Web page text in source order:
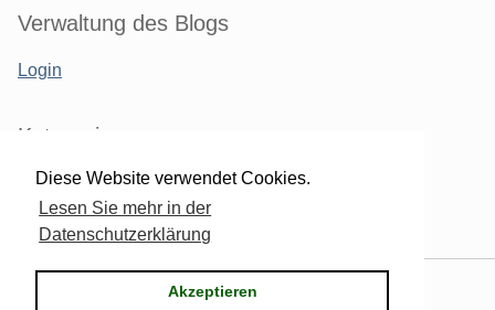
Diese Website verwendet Cookies.
Lesen Sie mehr in der
Datenschutzerklärung
Akzeptieren
Verwaltung des Blogs
Login
Kategorien
computer
politik
& the 2k11